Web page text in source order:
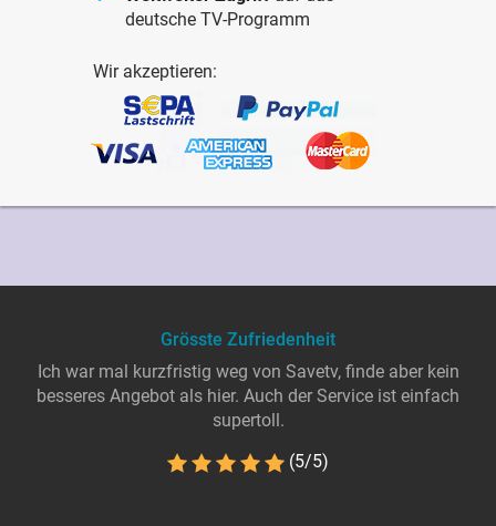
deutsche TV-Programm
Wir akzeptieren:
Grösste Zufriedenheit
Ich war mal kurzfristig weg von Savetv, finde aber kein
besseres Angebot als hier. Auch der Service ist einfach
supertoll.
(5/5)